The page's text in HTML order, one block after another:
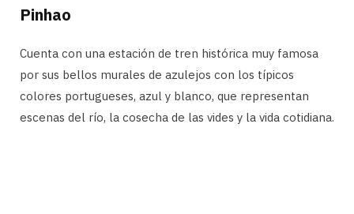
Pinhao
Cuenta con una estación de tren histórica muy famosa
por sus bellos murales de azulejos con los típicos
colores portugueses, azul y blanco, que representan
escenas del río, la cosecha de las vides y la vida cotidiana.